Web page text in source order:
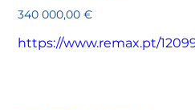
Preço
340 000,00 €
https://www.remax.pt/